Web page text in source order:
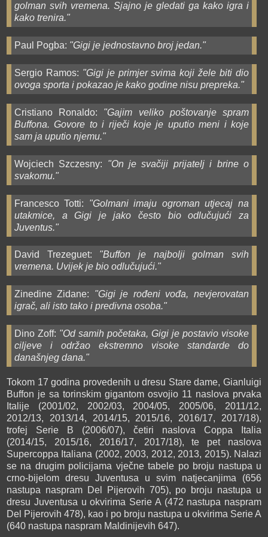
golman svih vremena. Sjajno je gledati ga kako igra i
kako trenira."
Paul Pogba: "Gigi je jednostavno broj jedan."
Sergio Ramos: "Gigi je primjer svima koji žele biti dio
ovoga sporta i pokazao je kako godine nisu prepreka."
Cristiano Ronaldo: "Gajim veliko poštovanje spram
Buffona. Govore to i riječi koje je uputio meni i koje
sam ja uputio njemu."
Wojciech Szczesny: "On je svačiji prijatelj i brine o
svakomu."
Francesco Totti: "Golmani imaju ogroman utjecaj na
utakmice, a Gigi je jako često bio odlučujući za
Juventus."
David Trezeguet: "Buffon je najbolji golman svih
vremena. Uvijek je bio odlučujući."
Zinedine Zidane: "Gigi je rođeni vođa, nevjerovatan
igrač, ali isto tako i predivna osoba."
Dino Zoff: "Od samih početaka, Gigi je postavio visoke
ciljeve i održao ekstremno visoke standarde do
današnjeg dana."
Tokom 17 godina provedenih u dresu Stare dame, Gianluigi
Buffon je sa torinskim gigantom osvojio 11 naslova prvaka
Italije (2001/02, 2002/03, 2004/05, 2005/06, 2011/12,
2012/13, 2013/14, 2014/15, 2015/16, 2016/17, 2017/18),
trofej Serie B (2006/07), četiri naslova Coppa Italia
(2014/15, 2015/16, 2016/17, 2017/18), te pet naslova
Supercoppa Italiana (2002, 2003, 2012, 2013, 2015). Nalazi
se na drugim policijama vječne tabele po broju nastupa u
crno-bijelom dresu Juventusa u svim natjecanjima (656
nastupa naspram Del Pijerovih 705), po broju nastupa u
dresu Juventusa u okvirima Serie A (472 nastupa naspram
Del Pijerovih 478), kao i po broju nastupa u okvirima Serie A
(640 nastupa naspram Maldinijevih 647).